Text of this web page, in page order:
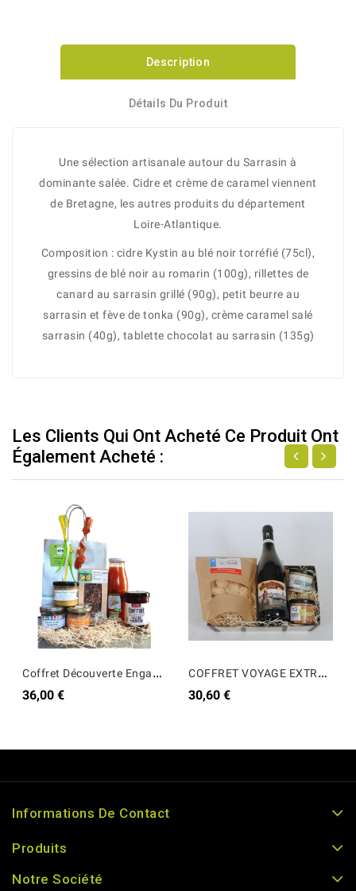
Description
Détails Du Produit
Une sélection artisanale autour du Sarrasin à
dominante salée. Cidre et crème de caramel viennent
de Bretagne, les autres produits du département
Loire-Atlantique.
Composition : cidre Kystin au blé noir torréfié (75cl),
gressins de blé noir au romarin (100g), rillettes de
canard au sarrasin grillé (90g), petit beurre au
sarrasin et fève de tonka (90g), crème caramel salé
sarrasin (40g), tablette chocolat au sarrasin (135g)
Les Clients Qui Ont Acheté Ce Produit Ont
Également Acheté :
C
offret Découverte Engagée
36,00 €
C
OFFRET VOYAGE EXTRAORDINAIRE V1
30,60 €
Informations De Contact
Produits
Notre Société